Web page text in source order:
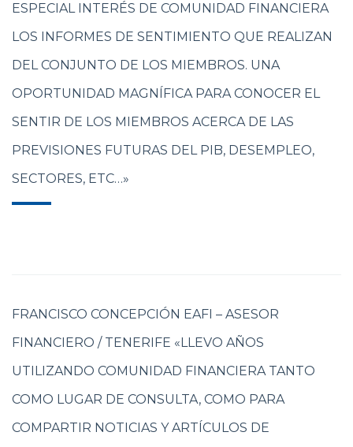
ESPECIAL INTERÉS DE COMUNIDAD FINANCIERA
LOS INFORMES DE SENTIMIENTO QUE REALIZAN
DEL CONJUNTO DE LOS MIEMBROS. UNA
OPORTUNIDAD MAGNÍFICA PARA CONOCER EL
SENTIR DE LOS MIEMBROS ACERCA DE LAS
PREVISIONES FUTURAS DEL PIB, DESEMPLEO,
SECTORES, ETC…»
FRANCISCO CONCEPCIÓN EAFI – ASESOR
FINANCIERO / TENERIFE «LLEVO AÑOS
UTILIZANDO COMUNIDAD FINANCIERA TANTO
COMO LUGAR DE CONSULTA, COMO PARA
COMPARTIR NOTICIAS Y ARTÍCULOS DE